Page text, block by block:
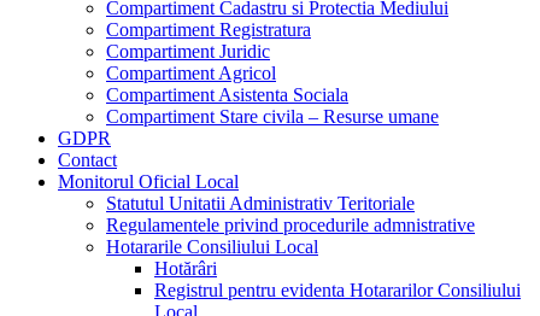
Compartiment Cadastru si Protectia Mediului
Compartiment Registratura
Compartiment Juridic
Compartiment Agricol
Compartiment Asistenta Sociala
Compartiment Stare civila – Resurse umane
GDPR
Contact
Monitorul Oficial Local
Statutul Unitatii Administrativ Teritoriale
Regulamentele privind procedurile admnistrative
Hotararile Consiliului Local
Hotărâri
Registrul pentru evidenta Hotararilor Consiliului
Local